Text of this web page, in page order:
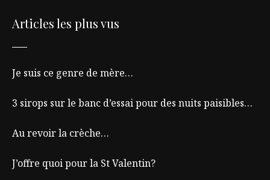
Articles les plus vus
Je suis ce genre de mère…
3 sirops sur le banc d’essai pour des nuits paisibles…
Au revoir la crèche…
J’offre quoi pour la St Valentin?